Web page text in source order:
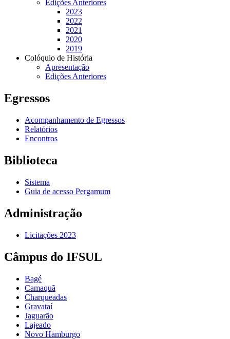
Edições Anteriores
2023
2022
2021
2020
2019
Colóquio de História
Apresentação
Edições Anteriores
Egressos
Acompanhamento de Egressos
Relatórios
Encontros
Biblioteca
Sistema
Guia de acesso Pergamum
Administração
Licitações 2023
Câmpus do IFSUL
Bagé
Camaquã
Charqueadas
Gravataí
Jaguarão
Lajeado
Novo Hamburgo